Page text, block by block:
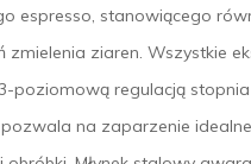
espresso, stanowiącego
zmielenia ziaren. Wszystkie
poziomową regulacją
na zaparzenie